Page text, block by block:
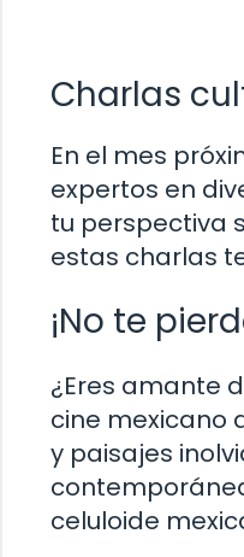
Charlas
En el mes
expertos en
tu perspectiva
estas charlas
¡No te
¿Eres amante
cine mexicano
y paisajes
celuloide